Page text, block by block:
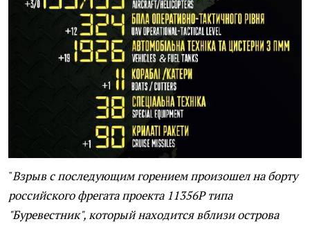
"Взрыв с последующим горением произошел на борту
российского фрегата проекта 11356Р типа
"Буревестник", который находится вблизи острова